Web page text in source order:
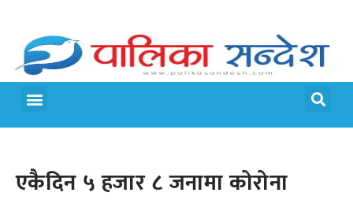
एकैदिन ५ हजार ८ जनामा कोरोना